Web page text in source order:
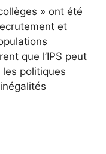
» ont été
et
que l’IPS peut
les politiques